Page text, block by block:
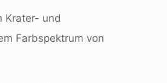
Krater- und
Farbspektrum von